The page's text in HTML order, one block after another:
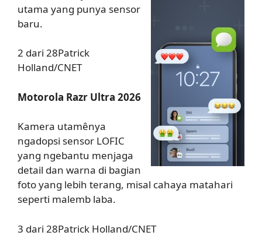
utama yang punya sensor
baru.
2 dari 28Patrick
Holland/CNET
Motorola Razr Ultra 2026
Kamera utamênya
ngadopsi sensor LOFIC
yang ngebantu menjaga
detail dan warna di bagian
foto yang lebih terang, misal cahaya matahari
seperti malemb laba.
3 dari 28Patrick Holland/CNET